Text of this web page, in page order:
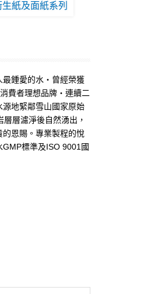
生紙及面紙系列
最鍾愛的水‧曾經榮獲
費者理想品牌‧連續二
地緊鄰雪山國家原始
層濾淨後自然湧出，
恩賜。專業製程的悅
標準及ISO 9001國